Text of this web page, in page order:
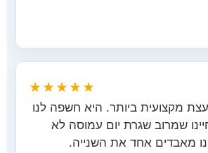
★★★★★
מקצועית ביותר. היא חשפה לנו
שמרוב שגרת יום עמוסה לא
מאבדים אחד את השנייה.